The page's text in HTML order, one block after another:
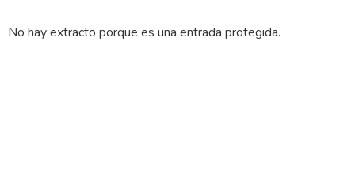
No hay extracto porque es una entrada protegida.